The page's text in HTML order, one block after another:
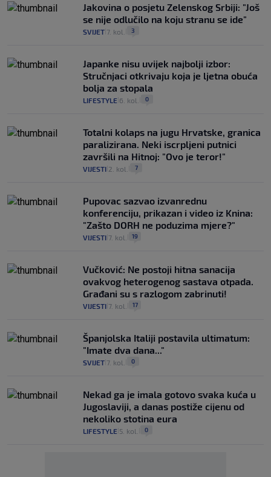
Jakovina o posjetu Zelenskog Srbiji: "Još
se nije odlučilo na koju stranu se ide"
SVIJET 7. kol. 3
Japanke nisu uvijek najbolji izbor:
Stručnjaci otkrivaju koja je ljetna obuća
bolja za stopala
LIFESTYLE 6. kol. 0
Totalni kolaps na jugu Hrvatske, granica
paralizirana. Neki iscrpljeni putnici
završili na Hitnoj: "Ovo je teror!"
VIJESTI 2. kol. 7
Pupovac sazvao izvanrednu
konferenciju, prikazan i video iz Knina:
"Zašto DORH ne poduzima mjere?"
VIJESTI 7. kol. 19
Vučković: Ne postoji hitna sanacija
ovakvog heterogenog sastava otpada.
Građani su s razlogom zabrinuti!
VIJESTI 7. kol. 17
Španjolska Italiji postavila ultimatum:
"Imate dva dana..."
SVIJET 7. kol. 0
Nekad ga je imala gotovo svaka kuća u
Jugoslaviji, a danas postiže cijenu od
nekoliko stotina eura
LIFESTYLE 5. kol. 0